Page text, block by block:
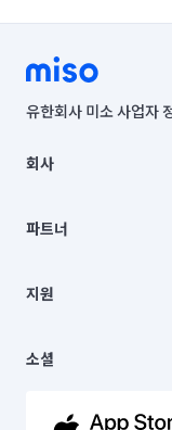
유한회사 미소 사업자
00019 |
주소 | 본사: 서울특별시
컨택센터 : 서울특별시
상품, 상품정보, 거래에
언론 보도 관련 문의:
© 유한회사 미소.
회사
채용
파트너
이사
지원
이용약관
문의하기
소셜
유튜브